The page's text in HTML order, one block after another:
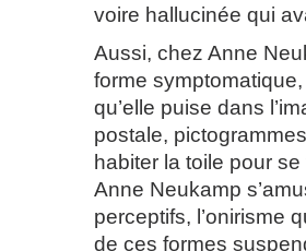
voire hallucinée qui
Aussi, chez Anne
forme
qu’elle puise dans
postale,
habiter la toile pour
Anne Neukamp
perceptifs, l’onirisme
de ces formes